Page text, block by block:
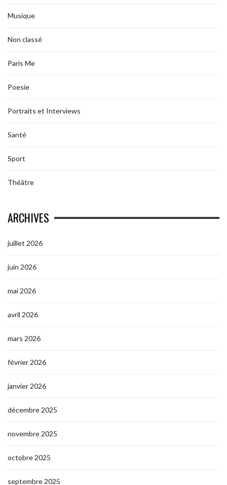
Musique
Non classé
Paris Me
Poesie
Portraits et Interviews
Santé
Sport
Théâtre
ARCHIVES
juillet 2026
juin 2026
mai 2026
avril 2026
mars 2026
février 2026
janvier 2026
décembre 2025
novembre 2025
octobre 2025
septembre 2025